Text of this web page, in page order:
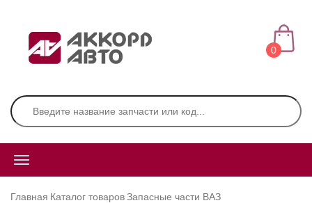
0
Главная Каталог товаровЗапасные части ВАЗ